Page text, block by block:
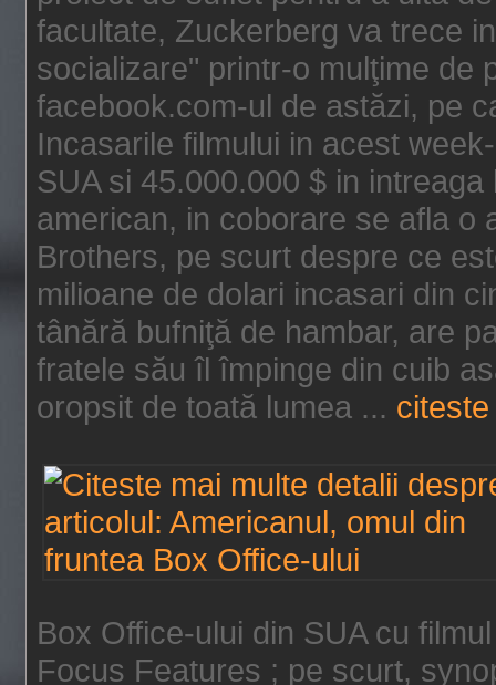
facultate, Zuckerberg va trece
socializare" printr-o mulţime de
facebook.com-ul de astăzi, pe
Incasarile filmului in acest
SUA si 45.000.000 $ in
american, in coborare se afla o
Brothers, pe scurt despre ce
milioane de dolari incasari din
tânără bufniţă de hambar, are
fratele său îl împinge din cuib
oropsit de toată lumea ...
Box Office-ului din SUA cu
Focus Features ; pe scurt,